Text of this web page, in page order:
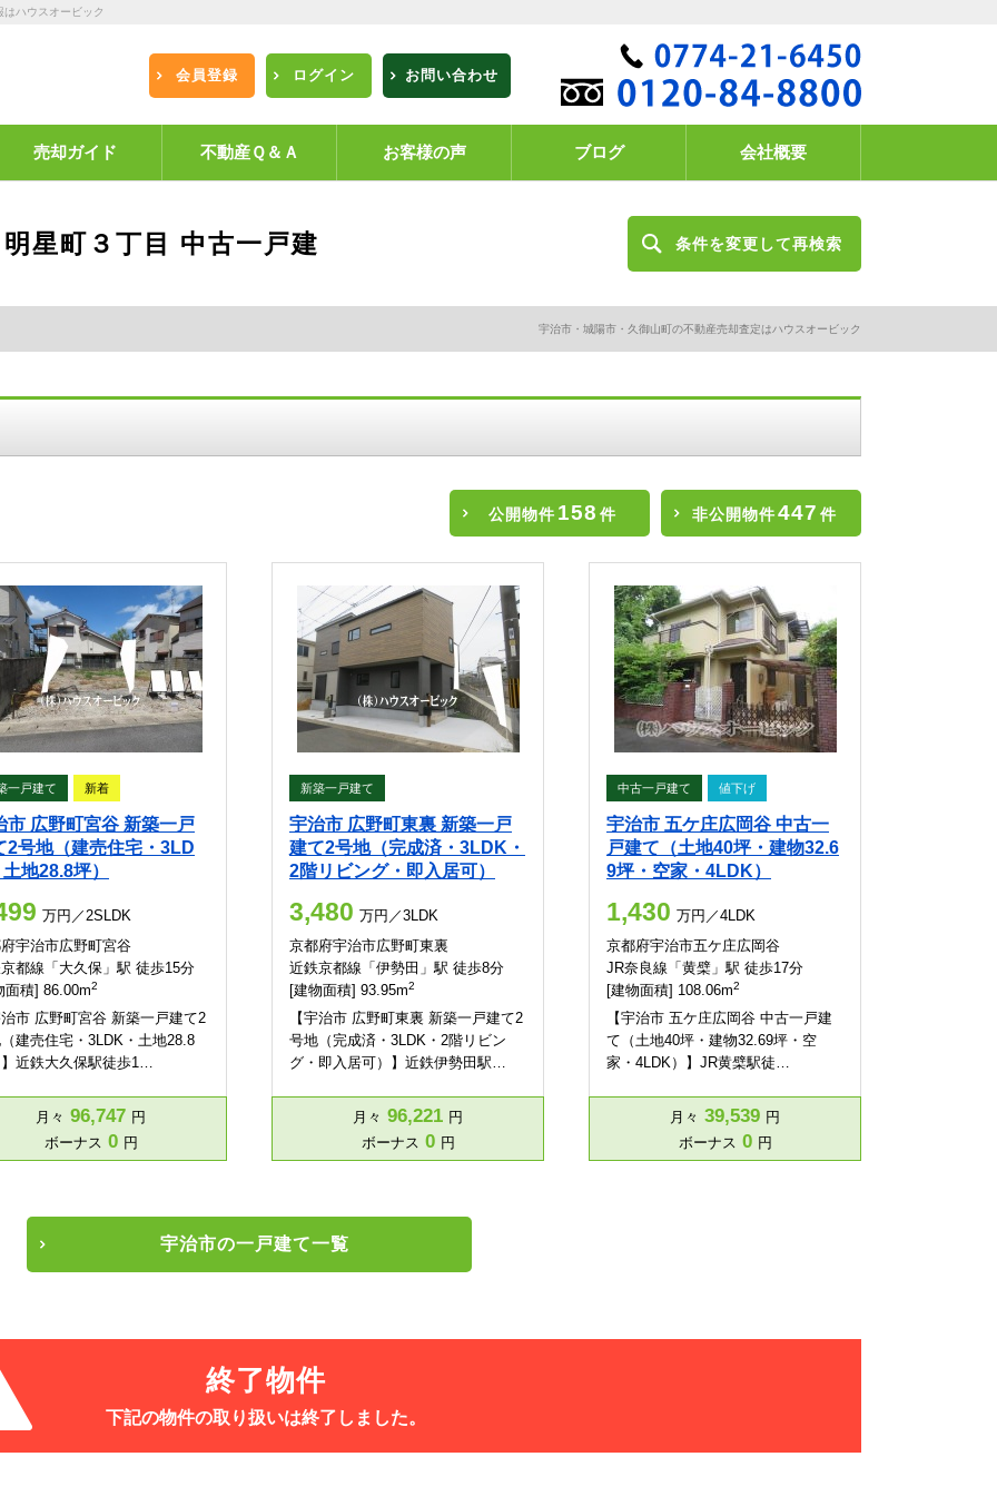
ハウスオービック
会員登録 ログイン お問い合わせ
売却ガイド 不動産Ｑ＆Ａ お客様の声 ブログ 会社概要
星町３丁目 中古一戸建 条件を変更して再検索
宇治市・城陽市・久御山町の不動産売却査定はハウスオービック
公開物件 158 件 非公開物件447 件
一戸建て 新着
市 広野町宮谷 新築一戸
2号地（建売住宅・3LD
地28.8坪）
万円／2SLDK
宇治市広野町宮谷
都線「大久保」駅 徒歩15分
面積] 86.00m2
市 広野町宮谷 新築一戸建て2
建売住宅・3LDK・土地28.8
近鉄大久保駅徒歩1…
月々 96,747 円
ボーナス 0 円
新築一戸建て
宇治市 広野町東裏 新築一戸
建て2号地（完成済・3LDK・
2階リビング・即入居可）
3,480 万円／3LDK
京都府宇治市広野町東裏
近鉄京都線「伊勢田」駅 徒歩8分
[建物面積] 93.95m2
【宇治市 広野町東裏 新築一戸建て2
号地（完成済・3LDK・2階リビン
グ・即入居可）】近鉄伊勢田駅…
月々 96,221 円
ボーナス 0 円
中古一戸建て 値下げ
宇治市 五ケ庄広岡谷 中古一
戸建て（土地40坪・建物32.6
9坪・空家・4LDK）
1,430 万円／4LDK
京都府宇治市五ケ庄広岡谷
JR奈良線「黄檗」駅 徒歩17分
[建物面積] 108.06m2
【宇治市 五ケ庄広岡谷 中古一戸建
て（土地40坪・建物32.69坪・空
家・4LDK）】JR黄檗駅徒…
月々 39,539 円
ボーナス 0 円
宇治市の一戸建て一覧
終了物件
下記の物件の取り扱いは終了しました。